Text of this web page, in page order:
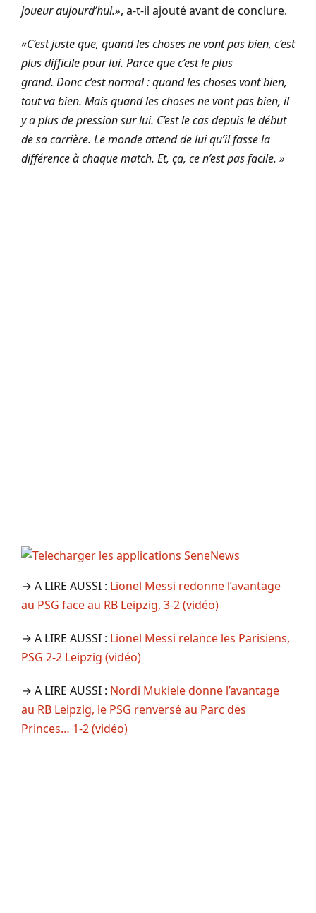
joueur aujourd’hui.», a-t-il ajouté avant de conclure.
«C’est juste que, quand les choses ne vont pas bien, c’est
plus difficile pour lui. Parce que c’est le plus
grand. Donc c’est normal : quand les choses vont bien,
tout va bien. Mais quand les choses ne vont pas bien, il
y a plus de pression sur lui. C’est le cas depuis le début
de sa carrière. Le monde attend de lui qu’il fasse la
différence à chaque match. Et, ça, ce n’est pas facile. »
→ A LIRE AUSSI : Lionel Messi redonne l’avantage
au PSG face au RB Leipzig, 3-2 (vidéo)
→ A LIRE AUSSI : Lionel Messi relance les Parisiens,
PSG 2-2 Leipzig (vidéo)
→ A LIRE AUSSI : Nordi Mukiele donne l’avantage
au RB Leipzig, le PSG renversé au Parc des
Princes… 1-2 (vidéo)